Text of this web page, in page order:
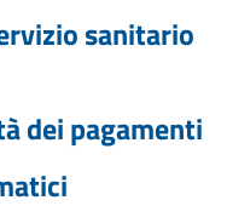
sanitario
dei pagamenti